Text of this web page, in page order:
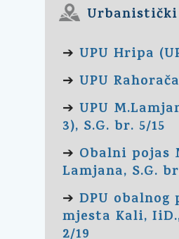
➔ UPU Hripa
➔ UPU
➔ UPU
3), S.G. br. 5/15
➔ Obalni pojas
Lamjana, S.G.
➔ DPU obalnog
mjesta Kali,